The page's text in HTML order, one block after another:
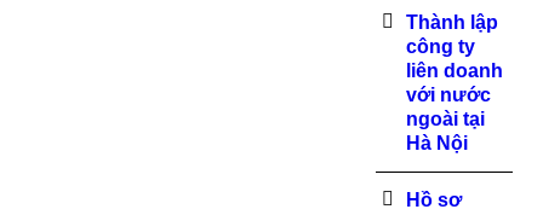
Thành lập
công ty
liên doanh
với nước
ngoài tại
Hà Nội
Hồ sơ